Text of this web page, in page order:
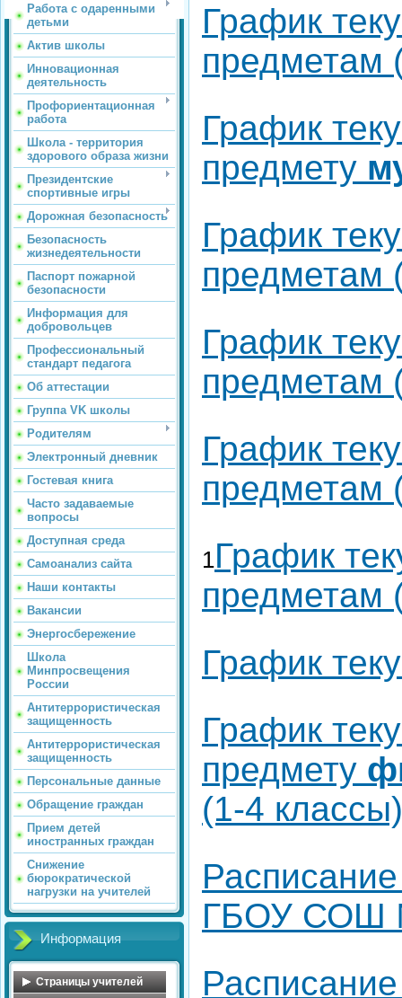
Работа с одаренными
детьми
Актив школы
Инновационная
деятельность
Профориентационная
работа
Школа - территория
здорового образа жизни
Президентские
спортивные игры
Дорожная безопасность
Безопасность
жизнедеятельности
Паспорт пожарной
безопасности
Информация для
добровольцев
Профессиональный
стандарт педагога
Об аттестации
Группа VK школы
Родителям
Электронный дневник
Гостевая книга
Часто задаваемые
вопросы
Доступная среда
Самоанализ сайта
Наши контакты
Вакансии
Энергосбережение
Школа
Минпросвещения
России
Антитеррористическая
защищенность
Антитеррористическая
защищенность
Персональные данные
Обращение граждан
Прием детей
иностранных граждан
Снижение
бюрократической
нагрузки на учителей
Информация
Страницы учителей
График
предметам
График
предмету
График
предметам
График
предметам
График
предметам
1График
предметам
График
График
предмету
(1-4 классы)
ГБОУ СОШ